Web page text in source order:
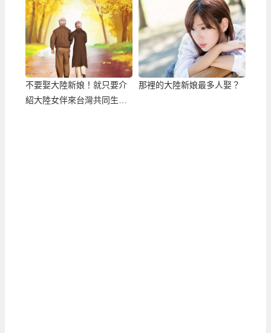
不要娶大陸新娘！就只要介
紹大陸女伴來台灣共同生
那裡的大陸新娘最多人娶？